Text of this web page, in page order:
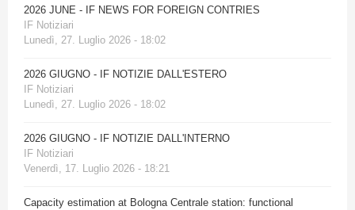
2026 JUNE - IF NEWS FOR FOREIGN CONTRIES
IF Notiziari
Lunedì, 27. Luglio 2026 - 18:02
2026 GIUGNO - IF NOTIZIE DALL'ESTERO
IF Notiziari
Lunedì, 27. Luglio 2026 - 18:02
2026 GIUGNO - IF NOTIZIE DALL'INTERNO
IF Notiziari
Venerdì, 17. Luglio 2026 - 18:21
Capacity estimation at Bologna Centrale station: functional